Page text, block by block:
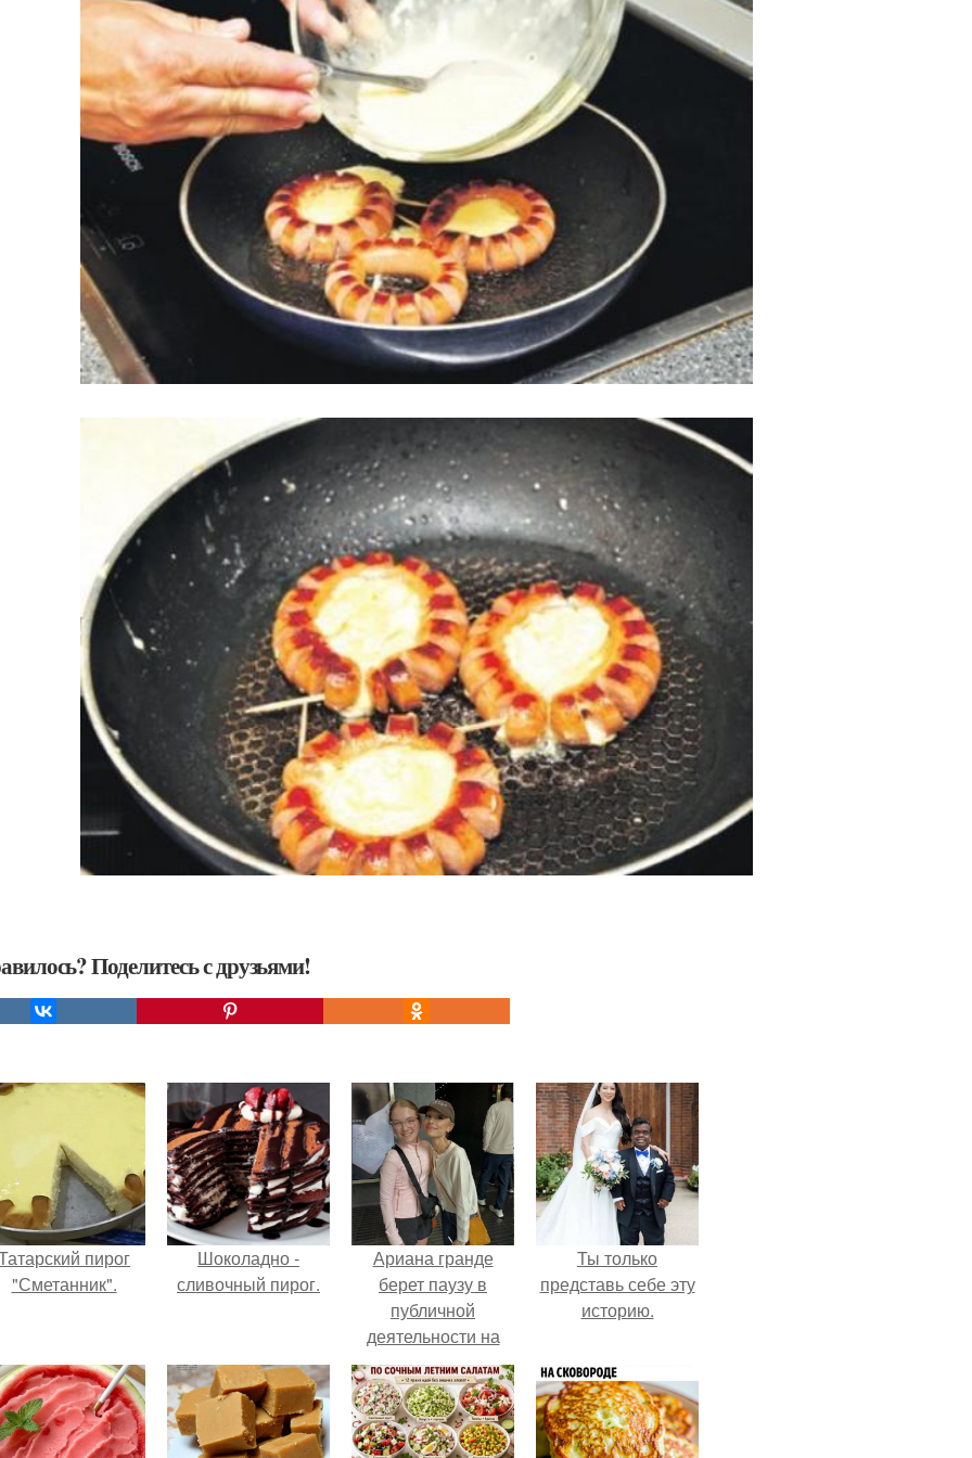
Поделитесь с друзьями!
пирог
"Сметанник".
Шоколадно -
сливочный пирог.
Ариана гранде
берет паузу в
публичной
деятельности на
фоне слухов о
своем здоровье.
Ты только
представь себе эту
историю.